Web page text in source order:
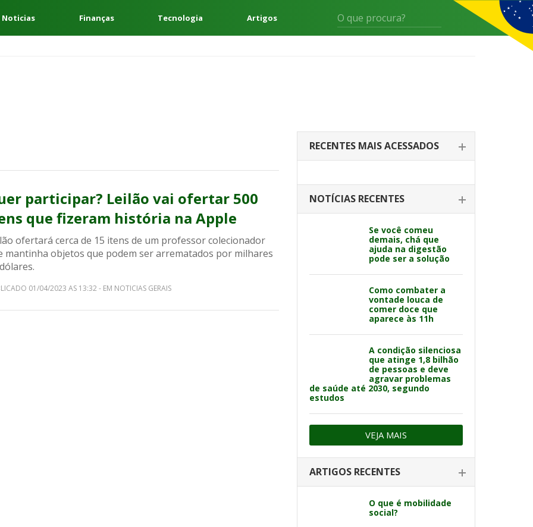
Noticias Finanças Tecnologia Artigos
participar? Leilão vai ofertar 500
que fizeram história na Apple
ofertará cerca de 15 itens de um professor colecionador
mantinha objetos que podem ser arrematados por milhares
01/04/2023 AS 13:32 - EM NOTICIAS GERAIS
RECENTES MAIS ACESSADOS
NOTÍCIAS RECENTES
Se você comeu
demais, chá que
ajuda na digestão
pode ser a solução
Como combater a
vontade louca de
comer doce que
aparece às 11h
A condição silenciosa
que atinge 1,8 bilhão
de pessoas e deve
agravar problemas
de saúde até 2030, segundo
estudos
VEJA MAIS
ARTIGOS RECENTES
O que é mobilidade
social?